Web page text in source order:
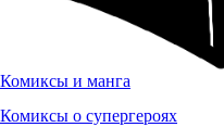
Комиксы и манга
Комиксы о супергероях